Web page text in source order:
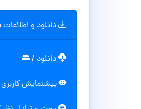
دانلود و اطلاعات
دانلود /
پیشنمایش کاربری